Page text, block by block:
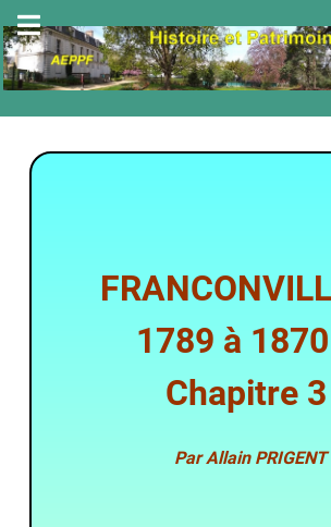
1789 à 1870
Chapitre 3
Par Allain PRIGENT